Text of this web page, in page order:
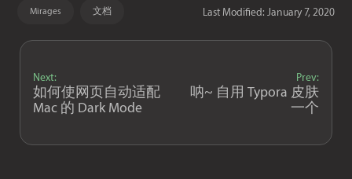
Mirages 文档 Last Modified: January 7, 2020
Next:
如何使网页自动适配
Mac 的 Dark Mode
Prev:
呐~ 自用 Typora 皮肤
一个